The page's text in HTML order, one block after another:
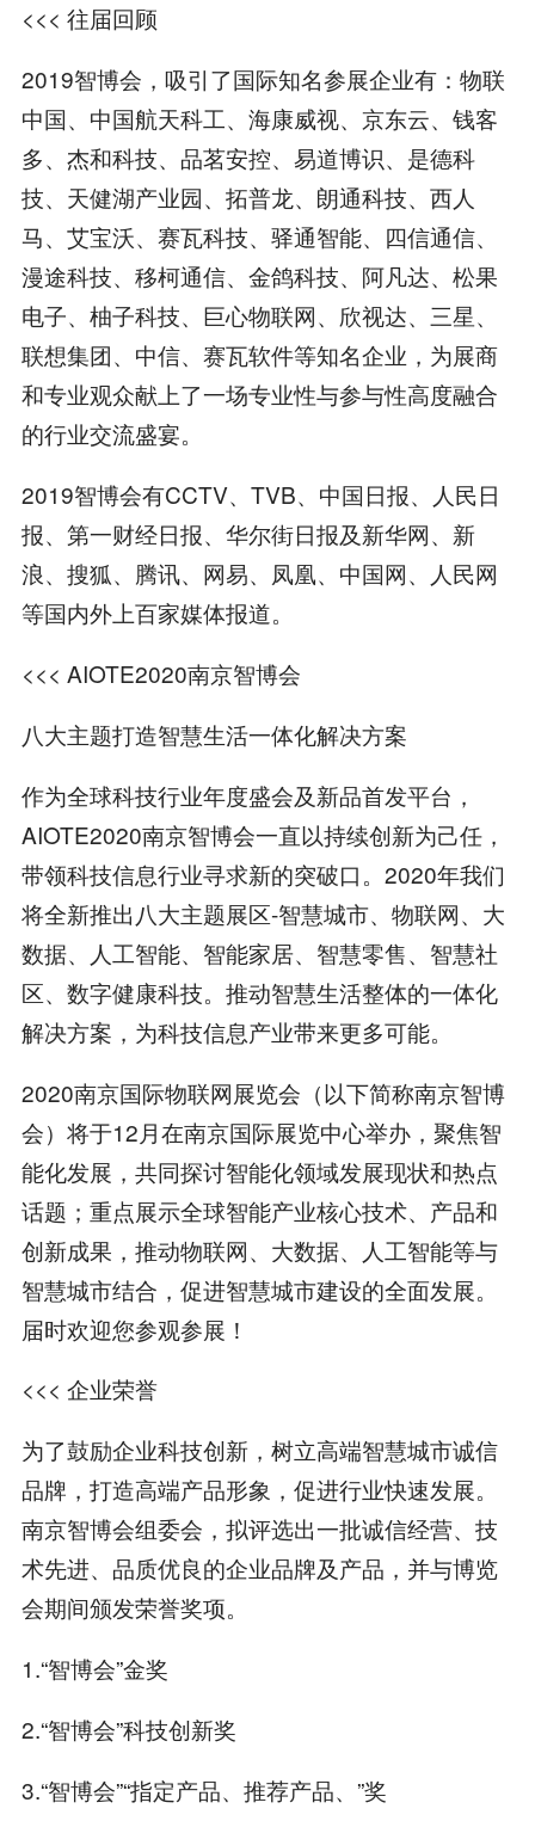
<<< 往届回顾
2019智博会，吸引了国际知名参展企业有：物联
中国、中国航天科工、海康威视、京东云、钱客
多、杰和科技、品茗安控、易道博识、是德科
技、天健湖产业园、拓普龙、朗通科技、西人
马、艾宝沃、赛瓦科技、驿通智能、四信通信、
漫途科技、移柯通信、金鸽科技、阿凡达、松果
电子、柚子科技、巨心物联网、欣视达、三星、
联想集团、中信、赛瓦软件等知名企业，为展商
和专业观众献上了一场专业性与参与性高度融合
的行业交流盛宴。
2019智博会有CCTV、TVB、中国日报、人民日
报、第一财经日报、华尔街日报及新华网、新
浪、搜狐、腾讯、网易、凤凰、中国网、人民网
等国内外上百家媒体报道。
<<< AIOTE2020南京智博会
八大主题打造智慧生活一体化解决方案
作为全球科技行业年度盛会及新品首发平台，
AIOTE2020南京智博会一直以持续创新为己任，
带领科技信息行业寻求新的突破口。2020年我们
将全新推出八大主题展区-智慧城市、物联网、大
数据、人工智能、智能家居、智慧零售、智慧社
区、数字健康科技。推动智慧生活整体的一体化
解决方案，为科技信息产业带来更多可能。
2020南京国际物联网展览会（以下简称南京智博
会）将于12月在南京国际展览中心举办，聚焦智
能化发展，共同探讨智能化领域发展现状和热点
话题；重点展示全球智能产业核心技术、产品和
创新成果，推动物联网、大数据、人工智能等与
智慧城市结合，促进智慧城市建设的全面发展。
届时欢迎您参观参展！
<<< 企业荣誉
为了鼓励企业科技创新，树立高端智慧城市诚信
品牌，打造高端产品形象，促进行业快速发展。
南京智博会组委会，拟评选出一批诚信经营、技
术先进、品质优良的企业品牌及产品，并与博览
会期间颁发荣誉奖项。
1.“智博会”金奖
2.“智博会”科技创新奖
3.“智博会”“指定产品、推荐产品、”奖